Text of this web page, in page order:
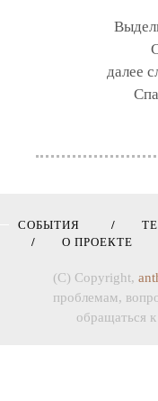
далее
СОБЫТИЯ
О ПРОЕКТЕ
(C) Copyright,
проблемам,
обращаться